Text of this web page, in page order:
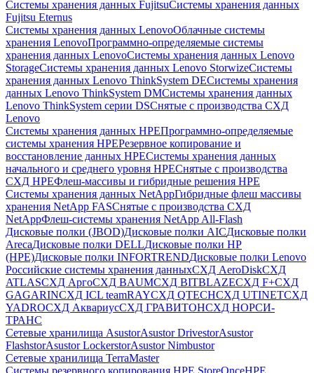
Системы хранения данных FujitsuСистемы хранения данных
Fujitsu Eternus
Системы хранения данных LenovoОблачные системы
хранения LenovoПрограммно-определяемые системы
хранения данных LenovoСистемы хранения данных Lenovo
StorageСистемы хранения данных Lenovo StorwizeСистемы
хранения данных Lenovo ThinkSystem DEСистемы хранения
данных Lenovo ThinkSystem DMСистемы хранения данных
Lenovo ThinkSystem серии DSСнятые с производства СХД
Lenovo
Системы хранения данных HPEПрограммно-определяемые
системы хранения HPEРезервное копирование и
восстановление данных HPEСистемы хранения данных
начального и среднего уровня HPEСнятые с производства
СХД HPEФлеш-массивы и гибридные решения HPE
Cистемы хранения данных NetAppГибридные флеш массивы
хранения NetApp FASСнятые с производства СХД
NetAppФлеш-системы хранения NetApp All-Flash
Дисковые полки (JBOD)Дисковые полки AICДисковые полки
ArecaДисковые полки DELLДисковые полки HP
(HPE)Дисковые полки INFORTRENDДисковые полки Lenovo
Российские системы хранения данныхСХД AeroDiskСХД
ATLASСХД AргоСХД BAUMСХД BITBLAZEСХД F+СХД
GAGARINСХД ICL teamRAYСХД QTECHСХД UTINETСХД
YADROСХД АквариусСХД ГРАВИТОНСХД НОРСИ-
ТРАНС
Сетевые хранилища AsustorAsustor DrivestorAsustor
FlashstorAsustor LockerstorAsustor Nimbustor
Сетевые хранилища TerraMaster
Системы резервного копирования HPE StoreOnceHPE